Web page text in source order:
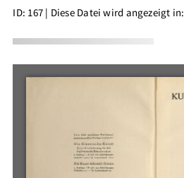
ID: 167| Diese Datei wird angezeigt in: